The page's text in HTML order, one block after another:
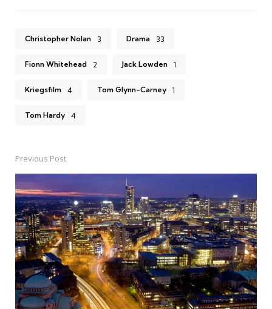
Christopher Nolan 3 Drama 33
Fionn Whitehead 2 Jack Lowden 1
Kriegsfilm 4 Tom Glynn-Carney 1
Tom Hardy 4
Post
navigation
Previous Post